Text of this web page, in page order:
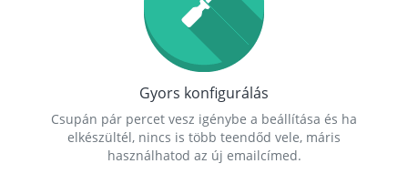
Gyors konfigurálás
Csupán pár percet vesz igénybe a beállítása és ha
elkészültél, nincs is több teendőd vele, máris
használhatod az új emailcímed.